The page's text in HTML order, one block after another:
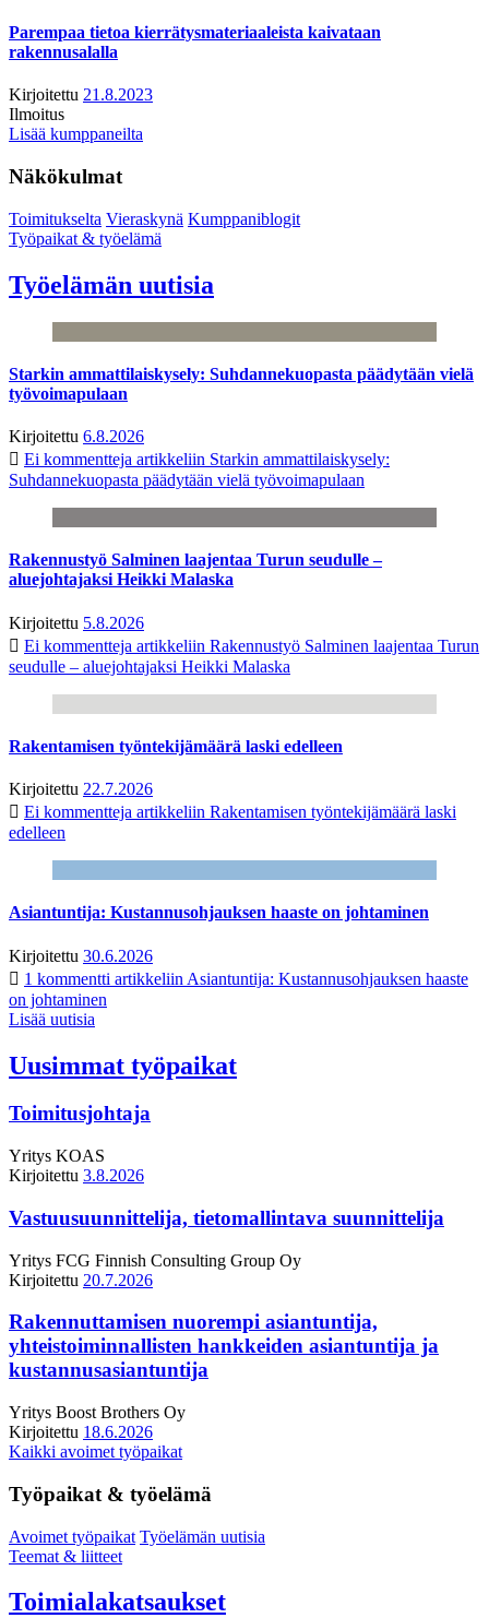
Parempaa tietoa kierrätysmateriaaleista kaivataan
rakennusalalla
Kirjoitettu 21.8.2023
Ilmoitus
Lisää kumppaneilta
Näkökulmat
Toimitukselta Vieraskynä Kumppaniblogit
Työpaikat & työelämä
Työelämän uutisia
Starkin ammattilaiskysely: Suhdannekuopasta päädytään vielä
työvoimapulaan
Kirjoitettu 6.8.2026
Ei kommentteja artikkeliin Starkin ammattilaiskysely:
Suhdannekuopasta päädytään vielä työvoimapulaan
Rakennustyö Salminen laajentaa Turun seudulle –
aluejohtajaksi Heikki Malaska
Kirjoitettu 5.8.2026
Ei kommentteja artikkeliin Rakennustyö Salminen laajentaa Turun
seudulle – aluejohtajaksi Heikki Malaska
Rakentamisen työntekijämäärä laski edelleen
Kirjoitettu 22.7.2026
Ei kommentteja artikkeliin Rakentamisen työntekijämäärä laski
edelleen
Asiantuntija: Kustannusohjauksen haaste on johtaminen
Kirjoitettu 30.6.2026
1 kommentti artikkeliin Asiantuntija: Kustannusohjauksen haaste
on johtaminen
Lisää uutisia
Uusimmat työpaikat
Toimitusjohtaja
Yritys KOAS
Kirjoitettu 3.8.2026
Vastuusuunnittelija, tietomallintava suunnittelija
Yritys FCG Finnish Consulting Group Oy
Kirjoitettu 20.7.2026
Rakennuttamisen nuorempi asiantuntija,
yhteistoiminnallisten hankkeiden asiantuntija ja
kustannusasiantuntija
Yritys Boost Brothers Oy
Kirjoitettu 18.6.2026
Kaikki avoimet työpaikat
Työpaikat & työelämä
Avoimet työpaikat Työelämän uutisia
Teemat & liitteet
Toimialakatsaukset